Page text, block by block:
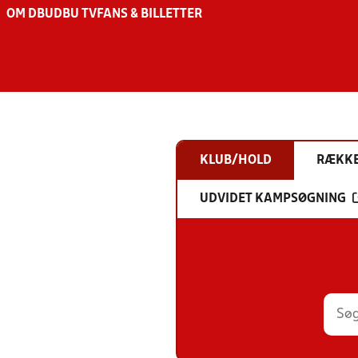
OM DBU DBU TV FANS & BILLETTER
KLUB/HOLD
UDVIDET KAMPSØGNING